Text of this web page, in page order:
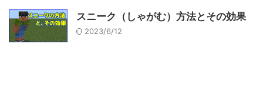
スニーク（しゃがむ）方法とその効果
2023/6/12